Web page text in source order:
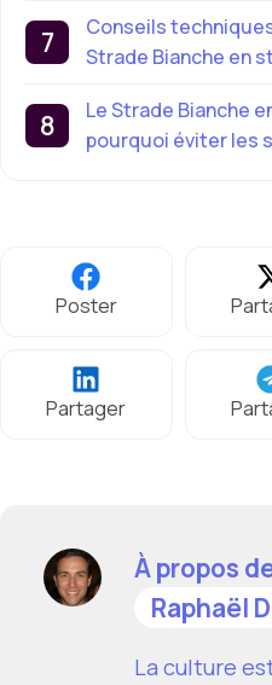
Conseils
Strade Bianche en
Le Strade Bianche
pourquoi éviter les
Poster
Partager
À propos
Raphaël
La culture